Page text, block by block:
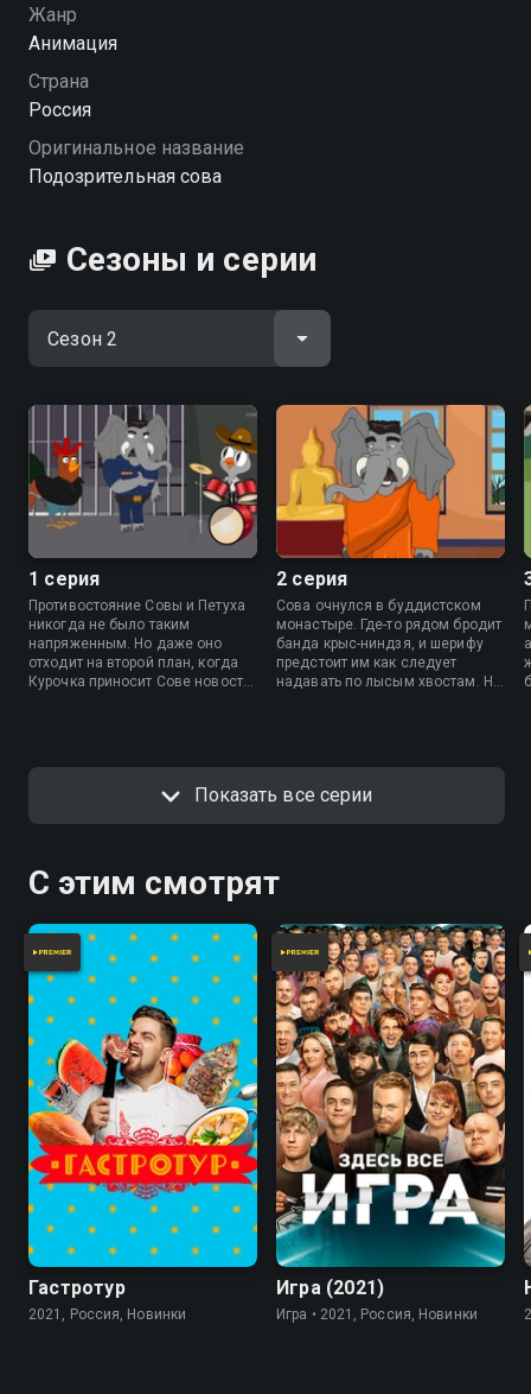
жизнь — чуть громче, чуть страннее и гораздо
смешнее. «Подозрительная сова» — смотрите
онлайн в хорошем качестве.
сова вы можете совершенно бесплатно в хорошем
HD качестве на Смотрёшке
Жанр
Анимация
Страна
Россия
Оригинальное название
Подозрительная сова
Сезоны и серии
1 серия
Противостояние Совы и Петуха
никогда не было таким
напряженным. Но даже оно
отходит на второй план, когда
Курочка приносит Сове новость
2 серия
Сова очнулся в буддистском
монастыре. Где-то рядом бродит
банда крыс-ниндзя, и шерифу
предстоит им как следует
надавать по лысым хвостам. Но
Показать все серии
С этим смотрят
Гастротур
2021, Россия, Новинки
7.8
Игра (2021)
Игра • 2021, Россия, Новинки